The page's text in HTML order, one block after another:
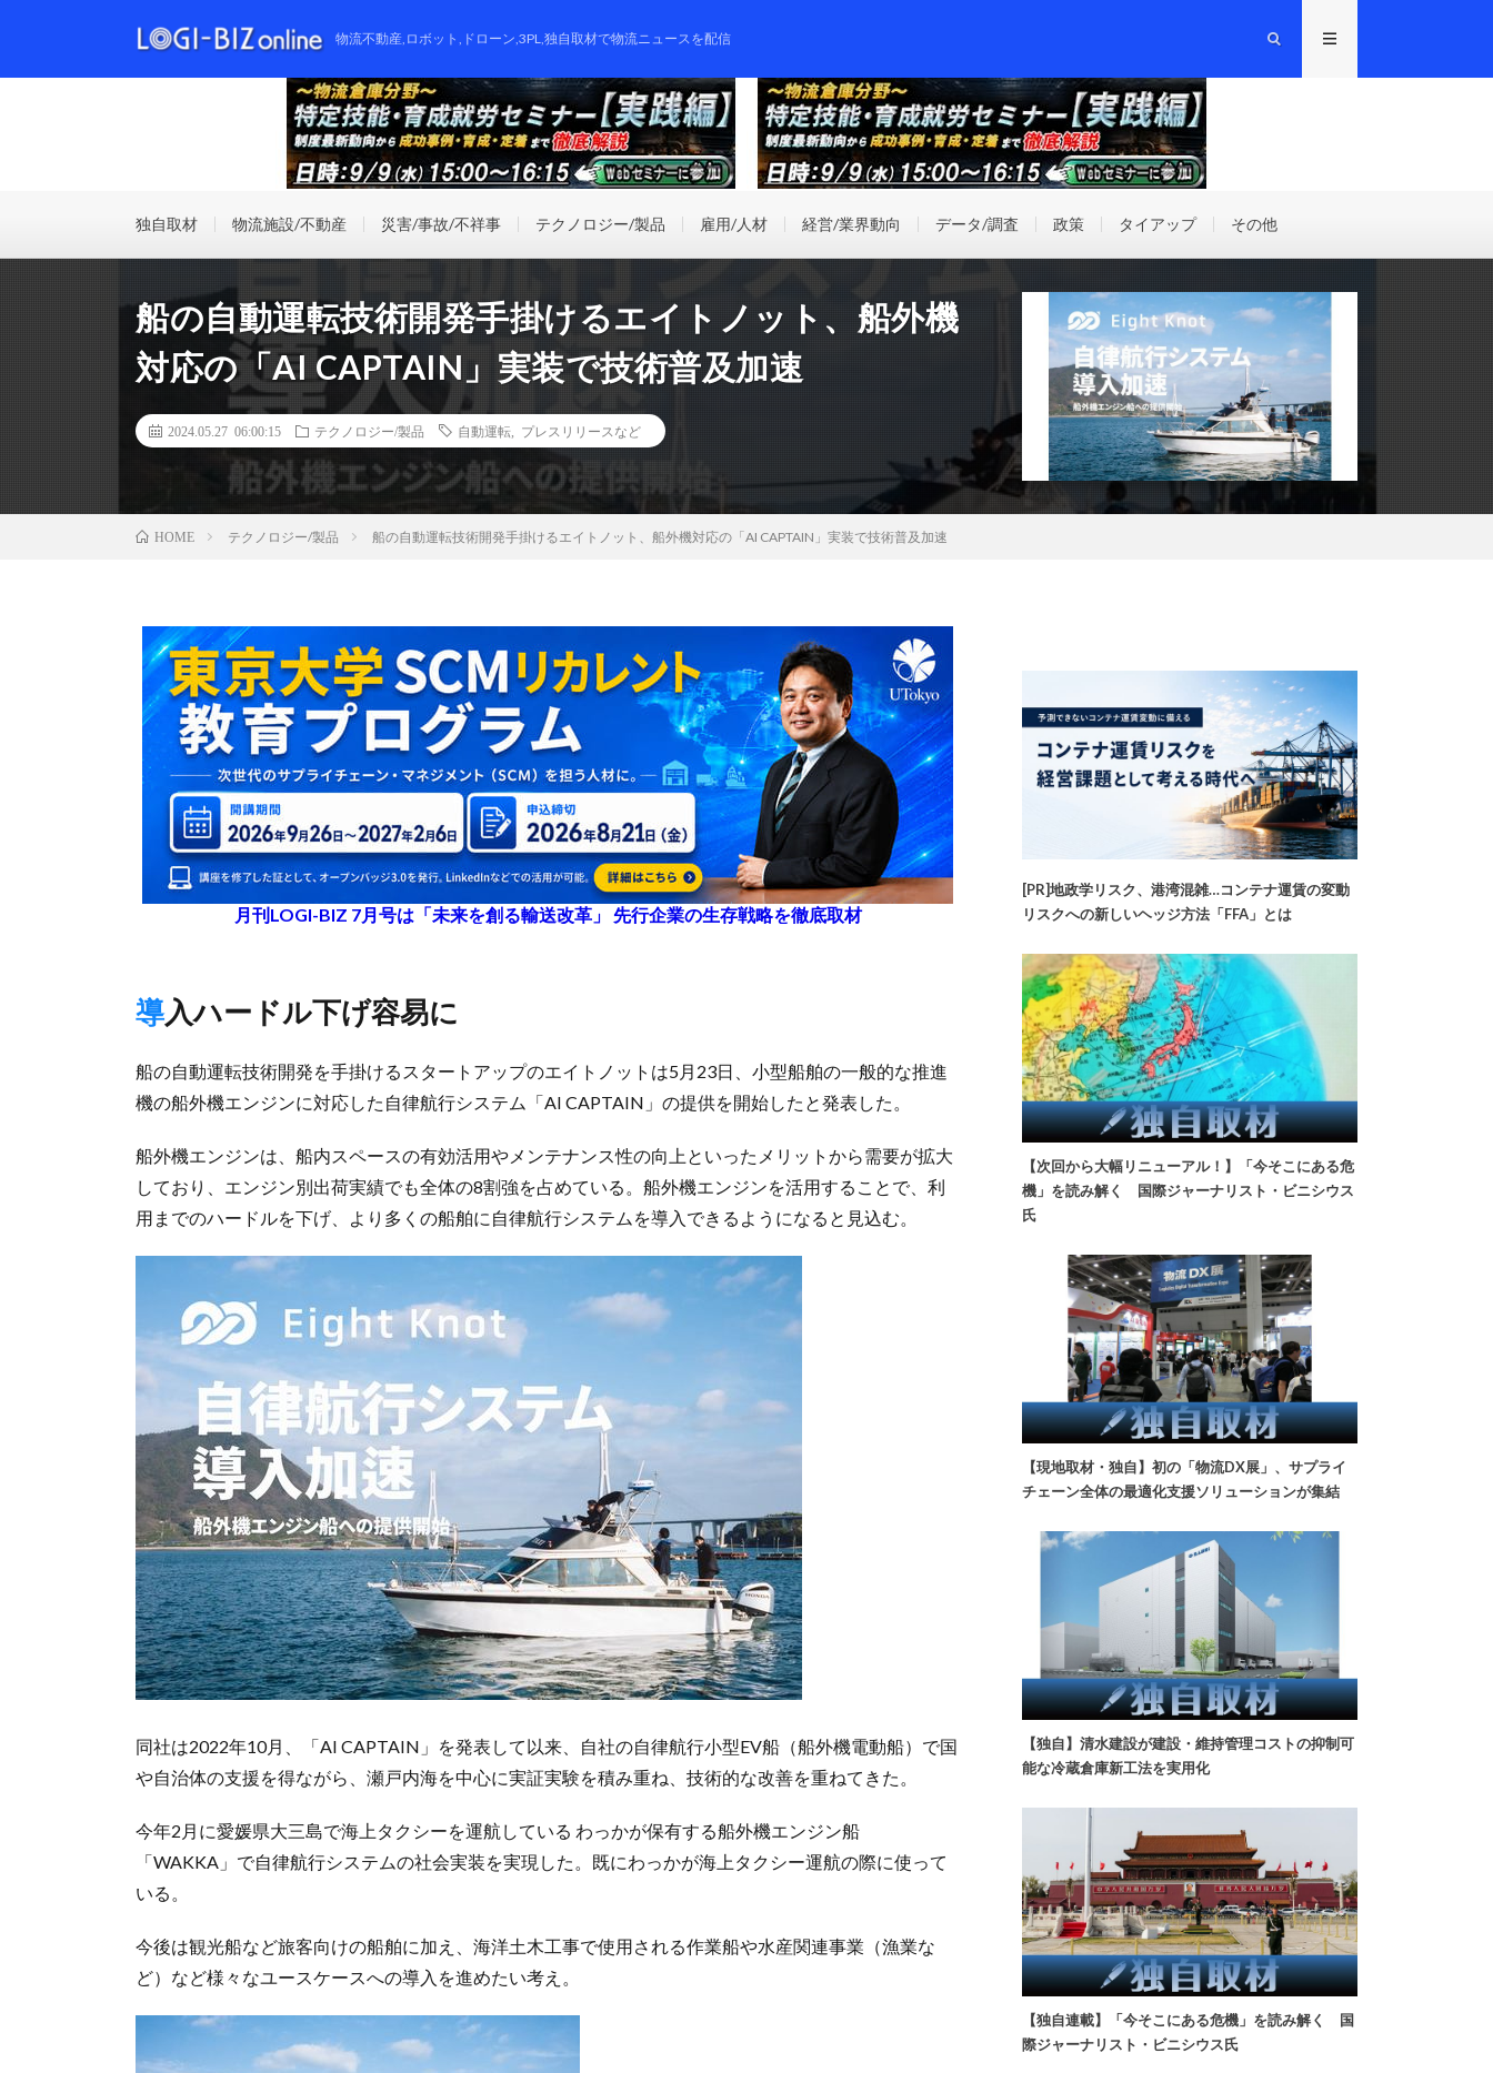
物流不動産,ロボット,ドローン,3PL,独自取材で物流ニュースを配信
独自取材 物流施設/不動産 災害/事故/不祥事 テクノロジー/製品 雇用/人材 経営/業界動向 データ/調査 政策 タイアップ その他
船の自動運転技術開発手掛けるエイトノット、船外機
対応の「AI CAPTAIN」実装で技術普及加速
2024.05.27 06:00:15 テクノロジー/製品 自動運転 プレスリリースなど
HOME テクノロジー/製品 船の自動運転技術開発手掛けるエイトノット、船外機対応の「AI CAPTAIN」実装で技術普及加速
月刊LOGI-BIZ 7月号は「未来を創る輸送改革」 先行企業の生存戦略を徹底取材
導入ハードル下げ容易に
船の自動運転技術開発を手掛けるスタートアップのエイトノットは5月23日、小型船舶の一般的な推進
機の船外機エンジンに対応した自律航行システム「AI CAPTAIN」の提供を開始したと発表した。
船外機エンジンは、船内スペースの有効活用やメンテナンス性の向上といったメリットから需要が拡大
しており、エンジン別出荷実績でも全体の8割強を占めている。船外機エンジンを活用することで、利
用までのハードルを下げ、より多くの船舶に自律航行システムを導入できるようになると見込む。
同社は2022年10月、「AI CAPTAIN」を発表して以来、自社の自律航行小型EV船（船外機電動船）で国
や自治体の支援を得ながら、瀬戸内海を中心に実証実験を積み重ね、技術的な改善を重ねてきた。
今年2月に愛媛県大三島で海上タクシーを運航している わっかが保有する船外機エンジン船
「WAKKA」で自律航行システムの社会実装を実現した。既にわっかが海上タクシー運航の際に使って
いる。
今後は観光船など旅客向けの船舶に加え、海洋土木工事で使用される作業船や水産関連事業（漁業な
ど）など様々なユースケースへの導入を進めたい考え。
[PR]地政学リスク、港湾混雑…コンテナ運賃の変動
リスクへの新しいヘッジ方法「FFA」とは
【次回から大幅リニューアル！】「今そこにある危
機」を読み解く 国際ジャーナリスト・ビニシウス
氏
【現地取材・独自】初の「物流DX展」、サプライ
チェーン全体の最適化支援ソリューションが集結
【独自】清水建設が建設・維持管理コストの抑制可
能な冷蔵倉庫新工法を実用化
【独自連載】「今そこにある危機」を読み解く 国
際ジャーナリスト・ビニシウス氏